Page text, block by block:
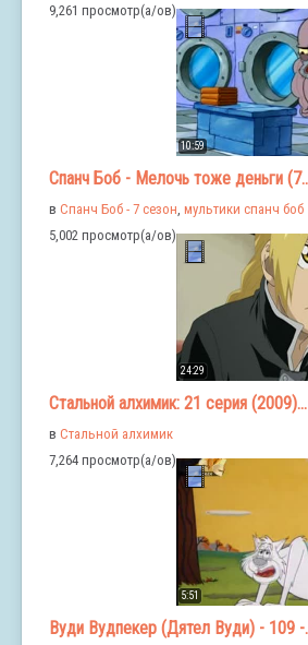
9,261 просмотр(а/ов)
10:59
Спанч Боб - Мелочь тоже деньги
в Спанч Боб - 7 сезон мультики спанч боб
5,002 просмотр(а/ов)
24:29
Стальной алхимик: 21 серия (2009)...
в Стальной алхимик
7,264 просмотр(а/ов)
5:51
Вуди Вудпекер (Дятел Вуди) - 109 -